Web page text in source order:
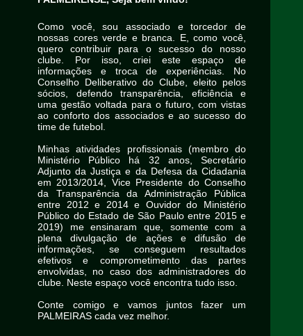
Como você, sou associado e torcedor de
nossas cores verde e branca. E, como você,
quero contribuir para o sucesso do nosso
clube. Por isso, criei este espaço de
informações e troca de experiências. No
Conselho Deliberativo do Clube, eleito pelos
sócios, defendo transparência, eficiência e
uma gestão voltada para o futuro, com vistas
ao conforto dos associados e ao sucesso do
time de futebol.
Minhas atividades profissionais (membro do
Ministério Público há 32 anos, Secretário
Adjunto da Justiça e da Defesa da Cidadania
em 2013/2014, Vice Presidente do Conselho
da Transparência da Administração Pública
entre 2012 e 2014 e Ouvidor do Ministério
Público do Estado de São Paulo entre 2015 e
2019) me ensinaram que, somente com a
plena divulgação de ações e difusão de
informações, se conseguem resultados
efetivos e comprometimento das partes
envolvidas, no caso dos administradores do
clube. Neste espaço você encontra tudo isso.
Conte comigo e vamos juntos fazer um
PALMEIRAS cada vez melhor.